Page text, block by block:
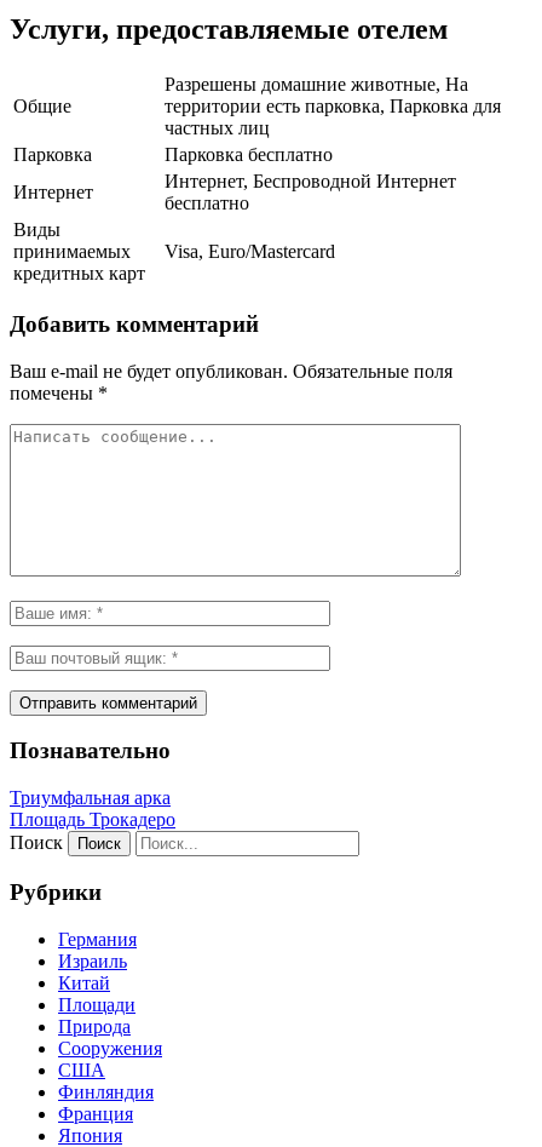
Услуги, предоставляемые отелем
Общие
Разрешены домашние животные, На
территории есть парковка, Парковка для
частных лиц
Парковка
Парковка бесплатно
Интернет
Интернет, Беспроводной Интернет
бесплатно
Виды
принимаемых
кредитных карт
Visa, Euro/Mastercard
Добавить комментарий
Ваш e-mail не будет опубликован. Обязательные поля
помечены *
Познавательно
Триумфальная арка
Площадь Трокадеро
Поиск
Рубрики
Германия
Израиль
Китай
Площади
Природа
Сооружения
США
Финляндия
Франция
Япония